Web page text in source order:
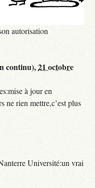
autorisation
continu),21 octobre
à jour en
ne rien mettre,c’est plus
Université:un vrai